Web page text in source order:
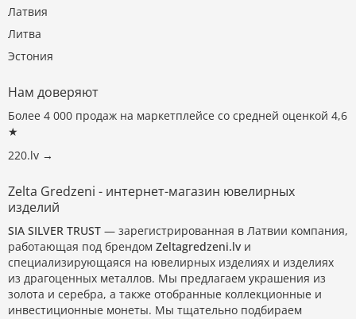
Латвия
Литва
Эстония
Нам доверяют
Более 4 000 продаж на маркетплейсе со средней оценкой 4,6
★
220.lv →
Zelta Gredzeni - интернет-магазин ювелирных
изделий
SIA SILVER TRUST — зарегистрированная в Латвии компания,
работающая под брендом Zeltagredzeni.lv и
специализирующаяся на ювелирных изделиях и изделиях
из драгоценных металлов. Мы предлагаем украшения из
золота и серебра, а также отобранные коллекционные и
инвестиционные монеты. Мы тщательно подбираем